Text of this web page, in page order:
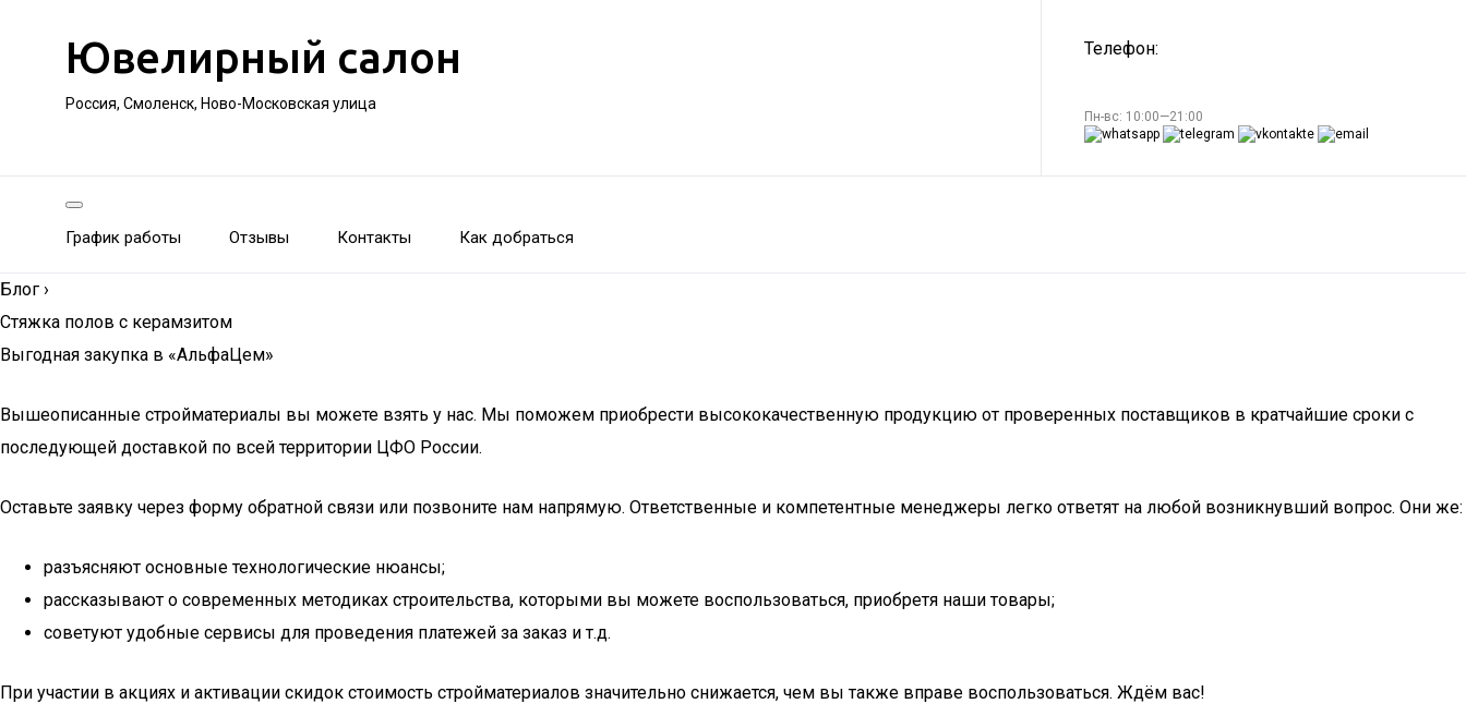
Ювелирный салон
Россия, Смоленск, Ново-Московская улица
Телефон:
Пн-вс: 10:00—21:00
График работы Отзывы Контакты Как добраться
Блог ›
Стяжка полов с керамзитом
Выгодная закупка в «АльфаЦем»
Вышеописанные стройматериалы вы можете взять у нас. Мы поможем приобрести высококачественную продукцию от проверенных поставщиков в кратчайшие сроки с
последующей доставкой по всей территории ЦФО России.
Оставьте заявку через форму обратной связи или позвоните нам напрямую. Ответственные и компетентные менеджеры легко ответят на любой возникнувший вопрос. Они же:
разъясняют основные технологические нюансы;
рассказывают о современных методиках строительства, которыми вы можете воспользоваться, приобретя наши товары;
советуют удобные сервисы для проведения платежей за заказ и т.д.
При участии в акциях и активации скидок стоимость стройматериалов значительно снижается, чем вы также вправе воспользоваться. Ждём вас!